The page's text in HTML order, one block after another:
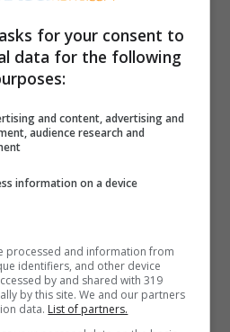
stare perfino seduti
barche lungo il Canale
si può mangiare
di 15 euro. A cena i
con le specialità di
340 686 3561
for your consent to
data for the following
and content, advertising and
audience research and
information on a device
processed and information from
identifiers, and other device
by and shared with 319
by this site. We and our partners
data. List of partners.